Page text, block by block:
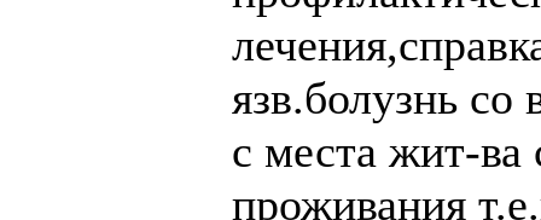
язв.болузнь
с места жит-ва
проживания